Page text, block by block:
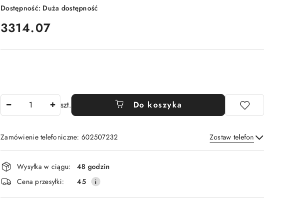
Dostępność: Duża dostępność
cena:
3314.07
szt. Do koszyka
Zamówienie telefoniczne: 602507232 Zostaw telefon
Wyślij
Dostępność
i
dostawa
Wysyłka w ciągu:
48 godzin
Cena przesyłki:
45